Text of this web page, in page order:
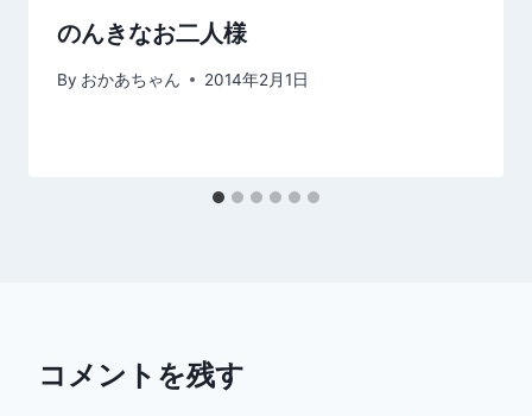
のんきなお二人様
By おかあちゃん 2014年2月1日
コメントを残す